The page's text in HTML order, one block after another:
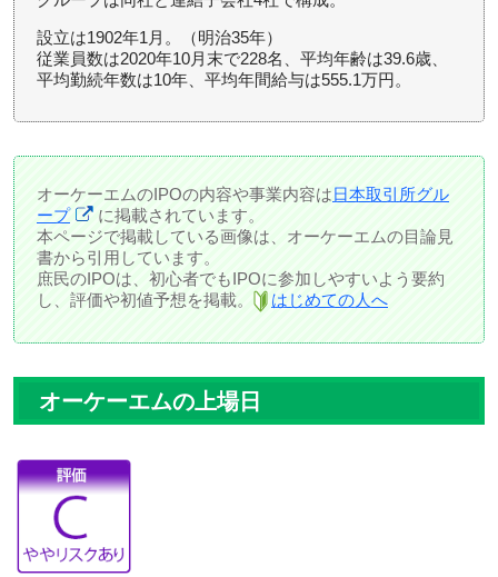
設立は1902年1月。（明治35年）
従業員数は2020年10月末で228名、平均年齢は39.6歳、
平均勤続年数は10年、平均年間給与は555.1万円。
オーケーエムのIPOの内容や事業内容は日本取引所グル
ープ
に掲載されています。
本ページで掲載している画像は、オーケーエムの目論見
書から引用しています。
庶民のIPOは、初心者でもIPOに参加しやすいよう要約
し、評価や初値予想を掲載。
はじめての人へ
オーケーエムの上場日